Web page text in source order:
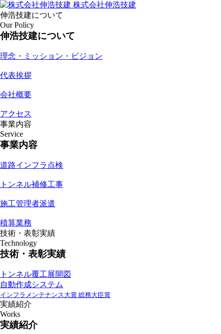
株式会社伸浩技建
伸浩技建について
Our Policy
伸浩技建について
理念・ミッション・ビジョン
代表挨拶
会社概要
アクセス
事業内容
Service
事業内容
道路インフラ点検
トンネル補修工事
施工管理者派遣
積算業務
技術・表彰実績
Technology
技術・表彰実績
トンネル覆工展開図
自動作成システム
インフラメンテナンス大賞 総務大臣賞
実績紹介
Works
実績紹介